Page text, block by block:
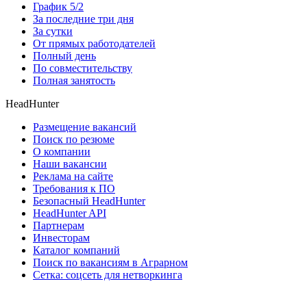
График 5/2
За последние три дня
За сутки
От прямых работодателей
Полный день
По совместительству
Полная занятость
HeadHunter
Размещение вакансий
Поиск по резюме
О компании
Наши вакансии
Реклама на сайте
Требования к ПО
Безопасный HeadHunter
HeadHunter API
Партнерам
Инвесторам
Каталог компаний
Поиск по вакансиям в Аграрном
Сетка: соцсеть для нетворкинга